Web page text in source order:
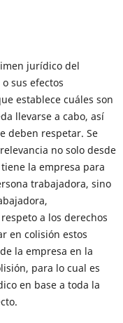
jurídico del
sus efectos
establece cuáles son
llevarse a cabo, así
deben respetar. Se
no solo desde
la empresa para
trabajadora, sino
a los derechos
en colisión estos
la empresa en la
para lo cual es
en base a toda la